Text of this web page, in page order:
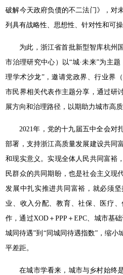
破解今天政府负债的不二法门》，对
列具有战略性、思想性、针对性和可操
为此，浙江省首批新型智库杭州
市治理研究中心）以“城·未来”为主
理学术沙龙”，邀请党政界、行业界
市民界相关代表作主题分享，通过研
展方向和治理路径，以期助力城市高
2021年，党的十九届五中全会对
部署，支持浙江高质量发展建设共同
和现实意义。实现全体人民共同富裕
民群众的共同期盼，也是社会主义现
发展中扎实推进共同富裕，就必须
业、收入分配、教育、社保、医疗
作，通过XOD＋PPP＋EPC、城市基
城同待遇”到“同城同待遇指数”，缩
平差距。
在城市学看来，城市与乡村始终